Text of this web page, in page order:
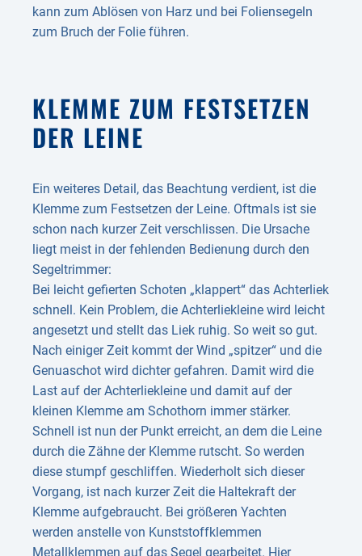
kann zum Ablösen von Harz und bei Foliensegeln
zum Bruch der Folie führen.
KLEMME ZUM FESTSETZEN
DER LEINE
Ein weiteres Detail, das Beachtung verdient, ist die
Klemme zum Festsetzen der Leine. Oftmals ist sie
schon nach kurzer Zeit verschlissen. Die Ursache
liegt meist in der fehlenden Bedienung durch den
Segeltrimmer:
Bei leicht gefierten Schoten „klappert“ das Achterliek
schnell. Kein Problem, die Achterliekleine wird leicht
angesetzt und stellt das Liek ruhig. So weit so gut.
Nach einiger Zeit kommt der Wind „spitzer“ und die
Genuaschot wird dichter gefahren. Damit wird die
Last auf der Achterliekleine und damit auf der
kleinen Klemme am Schothorn immer stärker.
Schnell ist nun der Punkt erreicht, an dem die Leine
durch die Zähne der Klemme rutscht. So werden
diese stumpf geschliffen. Wiederholt sich dieser
Vorgang, ist nach kurzer Zeit die Haltekraft der
Klemme aufgebraucht. Bei größeren Yachten
werden anstelle von Kunststoffklemmen
Metallklemmen auf das Segel gearbeitet. Hier